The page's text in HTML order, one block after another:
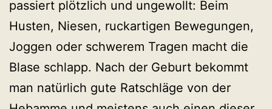
passiert plötzlich und ungewollt: Beim
Husten, Niesen, ruckartigen Bewegungen,
Joggen oder schwerem Tragen macht die
Blase schlapp. Nach der Geburt bekommt
man natürlich gute Ratschläge von der